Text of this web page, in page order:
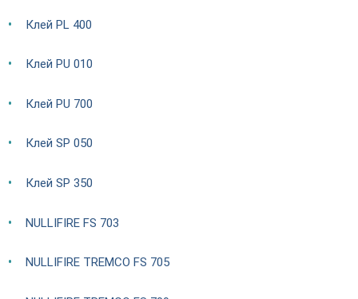
Клей PL 400
Клей PU 010
Клей PU 700
Клей SP 050
Клей SP 350
NULLIFIRE FS 703
NULLIFIRE TREMCO FS 705